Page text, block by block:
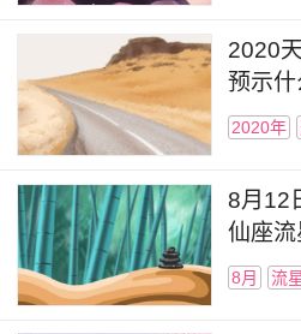
2020
预示什
2020年
8月12
仙座
8月 流